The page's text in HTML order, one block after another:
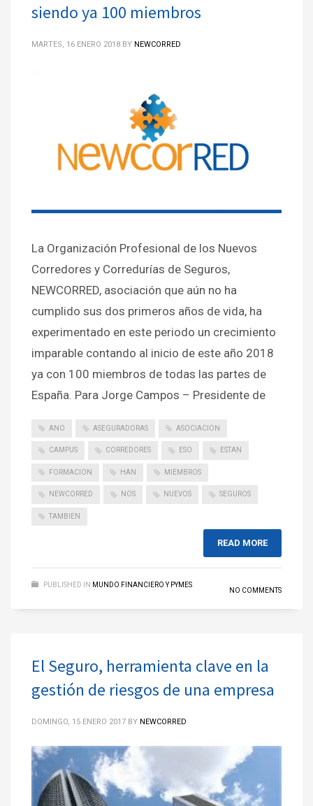
siendo ya 100 miembros
MARTES, 16 ENERO 2018 BY NEWCORRED
La Organización Profesional de los Nuevos
Corredores y Corredurías de Seguros,
NEWCORRED, asociación que aún no ha
cumplido sus dos primeros años de vida, ha
experimentado en este periodo un crecimiento
imparable contando al inicio de este año 2018
ya con 100 miembros de todas las partes de
España. Para Jorge Campos – Presidente de
ANO ASEGURADORAS ASOCIACION
CAMPUS CORREDORES ESO ESTAN
FORMACION HAN MIEMBROS
NEWCORRED NOS NUEVOS SEGUROS
TAMBIEN
READ MORE
PUBLISHED IN MUNDO FINANCIERO Y PYMES
NO COMMENTS
El Seguro, herramienta clave en la
gestión de riesgos de una empresa
DOMINGO, 15 ENERO 2017 BY NEWCORRED